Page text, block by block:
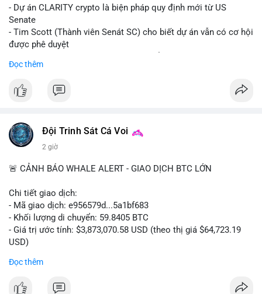
- Dự án CLARITY crypto là biện pháp quy định mới từ US
Senate
- Tim Scott (Thành viên Senát SC) cho biết dự án vẫn có cơ hội
được phê duyệt
trình
#vlikevn #titanbot
Đọc thêm
Đội Trinh Sát Cá Voi
2 giờ
🚨 CẢNH BÁO WHALE ALERT - GIAO DỊCH BTC LỚN
Chi tiết giao dịch:
- Mã giao dịch: e956579d...5a1bf683
- Khối lượng di chuyển: 59.8405 BTC
- Giá trị ước tính: $3,873,070.58 USD (theo thị giá $64,723.19
USD)
kích hoạt di chuyển trong mempool. Với quy mô này, khả năng
Đọc thêm